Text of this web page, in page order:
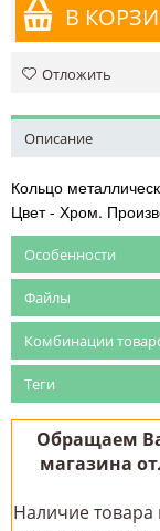
В
Отложить
Описание
Кольцо
Цвет - Хром.
Особенности
Файлы
Комбинации
Теги
Обращаем
магазина
Наличие товара